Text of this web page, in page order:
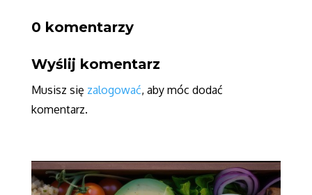
0 komentarzy
Wyślij komentarz
Musisz się zalogować, aby móc dodać
komentarz.